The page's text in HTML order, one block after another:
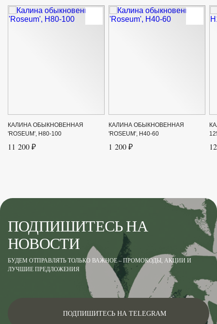
КАЛИНА ОБЫКНОВЕННАЯ
'ROSEUM', H80-100
11 200 ₽
КАЛИНА ОБЫКНОВЕННАЯ
'ROSEUM', H40-60
1 200 ₽
ПОДПИШИТЕСЬ НА
НОВОСТИ
БУДЕМ ОТПРАВЛЯТЬ ТОЛЬКО ВАЖНОЕ – ПРОМОКОДЫ, АКЦИИ И
ЛУЧШИЕ ПРЕДЛОЖЕНИЯ
ПОДПИШИТЕСЬ НА TELEGRAM